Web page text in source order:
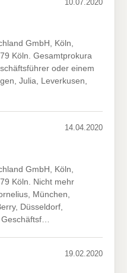
10.07.2020
GmbH, Köln,
Köln. Gesamtprokura
oder einem
Julia, Leverkusen,
14.04.2020
GmbH, Köln,
Köln. Nicht mehr
München,
Düsseldorf,
19.02.2020